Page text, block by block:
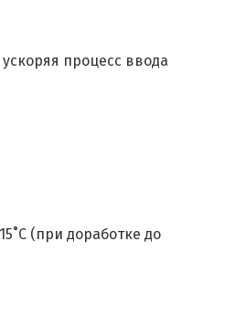
процесс ввода
(при доработке до